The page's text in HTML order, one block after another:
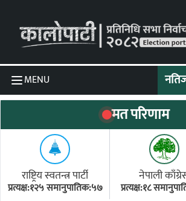
MENU
मत परिणाम
राष्ट्रिय स्वतन्त्र पार्टी
प्रत्यक्ष:१२५ समानुपातिक:५७
नेपाली
प्रत्यक्ष:१८